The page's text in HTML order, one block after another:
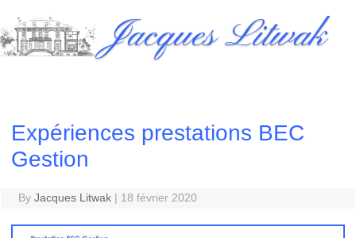
to
content
Jacques Litwak
Expériences prestations BEC
Gestion
By Jacques Litwak | 18 février 2020